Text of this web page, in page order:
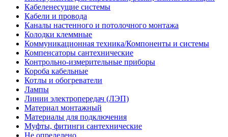
Кабеленесущие системы
Кабели и провода
Каналы настенного и потолочного монтажа
Колодки клеммные
Коммуникационная техника/Компоненты и системы
Компенсаторы сантехнические
Контрольно-измерительные приборы
Короба кабельные
Котлы и обогреватели
Лампы
Линии электропередач (ЛЭП)
Материал монтажный
Материалы для подключения
Муфты, фитинги сантехнические
Не определено